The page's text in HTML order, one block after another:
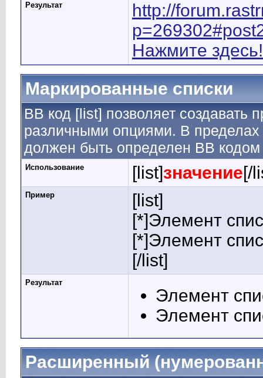
Результат
http://
Нажмите здесь!
Маркированные списки
BB код [list] позволяет создавать
различными опциями. В
должен быть определен BB
Использование [list]значение[/
Пример
[list]
[*]Элемент
[*]Элемент
[/list]
Результат
Элемент
Элемент
Расширенный